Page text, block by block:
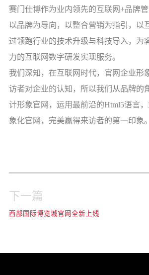
赛门仕博作为业内领先的互联网 +品牌
以品牌为导向，以整合营销为指引，以
过领跑行业的技术升级与科技导入，为
力的互联网数字研发实现服务。
我们深知，在互联网时代，官网企业形
访者对企业的认知，所以我们从品牌的
计形象官网，运用最前沿的Html5语言
象化官网，完美赢得来访者的第一印象。
下一篇
西部国际博览城官网全新上线